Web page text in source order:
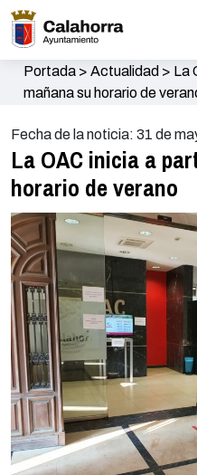
Portada> Actualidad > La
mañana su horario de
Fecha de la noticia: 31 de
La OAC inicia a
horario de verano